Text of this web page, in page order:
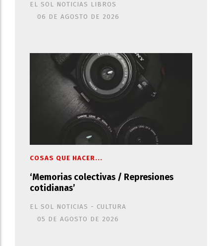
EL SOL NOTICIAS LIBROS
06 DE AGOSTO DE 2026
‘Memorias colectivas / Represiones
cotidianas’
EL SOL NOTICIAS - CULTURA
COSAS QUE HACER...
05 DE AGOSTO DE 2026